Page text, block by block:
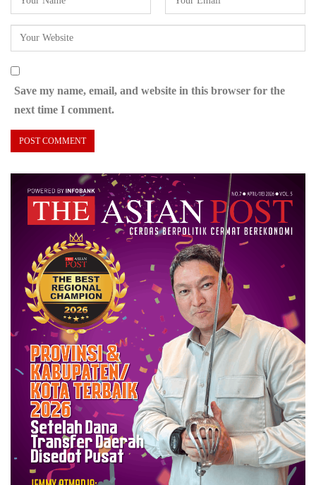
Save my name, email, and website in this browser for the
next time I comment.